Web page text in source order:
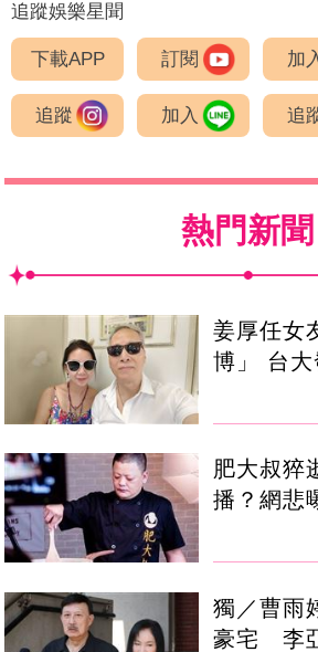
追蹤娛樂星聞
下載APP 訂閱 加
追蹤 加入 追
熱門新聞
姜厚任女
博」 台大
肥大叔猝
播？網悲
獨／曹雨
豪宅 李